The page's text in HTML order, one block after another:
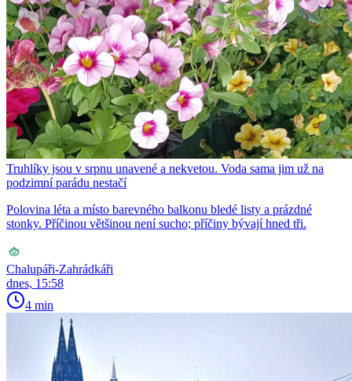
Truhlíky jsou v srpnu unavené a nekvetou. Voda sama jim už na
podzimní parádu nestačí
Polovina léta a místo barevného balkonu bledé listy a prázdné
stonky. Příčinou většinou není sucho; příčiny bývají hned tři.
Chalupáři-Zahrádkáři
dnes, 15:58
4 min